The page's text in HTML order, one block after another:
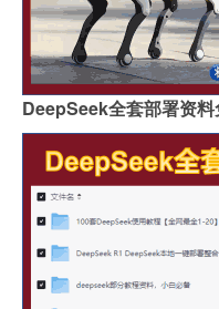
DeepSeek全套部署资